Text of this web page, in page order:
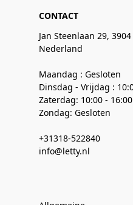
CONTACT
Jan Steenlaan 29,
Nederland
Maandag : Gesloten
Dinsdag - Vrijdag :
Zaterdag: 10:00 - 16:00
Zondag: Gesloten
+31318-522840
info@letty.nl